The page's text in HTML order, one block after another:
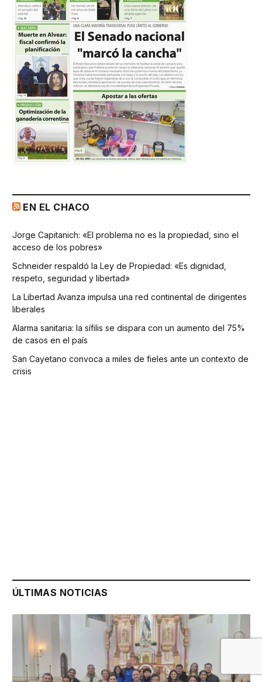
EN EL CHACO
Jorge Capitanich: «El problema no es la propiedad, sino el
acceso de los pobres»
Schneider respaldó la Ley de Propiedad: «Es dignidad,
respeto, seguridad y libertad»
La Libertad Avanza impulsa una red continental de dirigentes
liberales
Alarma sanitaria: la sífilis se dispara con un aumento del 75%
de casos en el país
San Cayetano convoca a miles de fieles ante un contexto de
crisis
ÚLTIMAS NOTICIAS